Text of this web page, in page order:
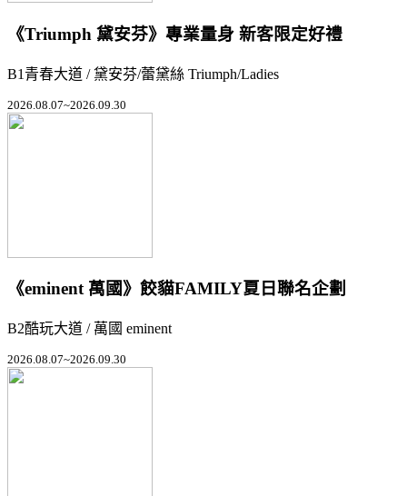
《Triumph 黛安芬》專業量身 新客限定好禮
B1青春大道 / 黛安芬/蕾黛絲 Triumph/Ladies
2026.08.07~2026.09.30
《eminent 萬國》餃貓FAMILY夏日聯名企劃
B2酷玩大道 / 萬國 eminent
2026.08.07~2026.09.30